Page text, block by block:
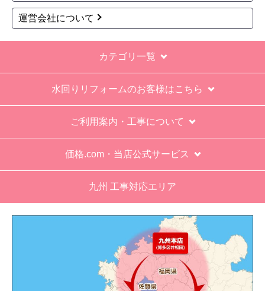
明があった。HPにはメーカー保証期間も８年に含
むとなっていたが、どちらが正しいか分からな
が悪かったが室外機の荷揚げを手伝った。もし、
客先が高齢の女性だったらどうしたのか疑問。
エアコン専門の担当べつにもう一人来て欲しかっ
た。
メールだとは知らず、確認できなかった。
エアコンが２００V対応型だが、同じ２００Vでも
業務用なのでコンセントの形状が違い、途中で工
事業者が買いに行く始末。注文時に形状の確認も
運営会社について
カテゴリ一覧
水回りリフォームのお客様はこちら
ご利用案内・工事について
価格.com・当店公式サービス
九州 工事対応エリア